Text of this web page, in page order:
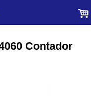
.
Contador